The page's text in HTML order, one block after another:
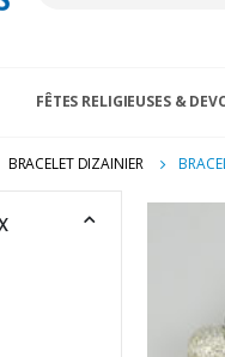
FÊTES RELIGIEUSES &
BRACELET DIZAINIER